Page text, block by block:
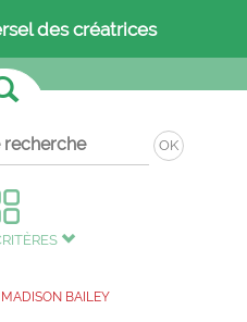
des créatrices
OK
BAILEY